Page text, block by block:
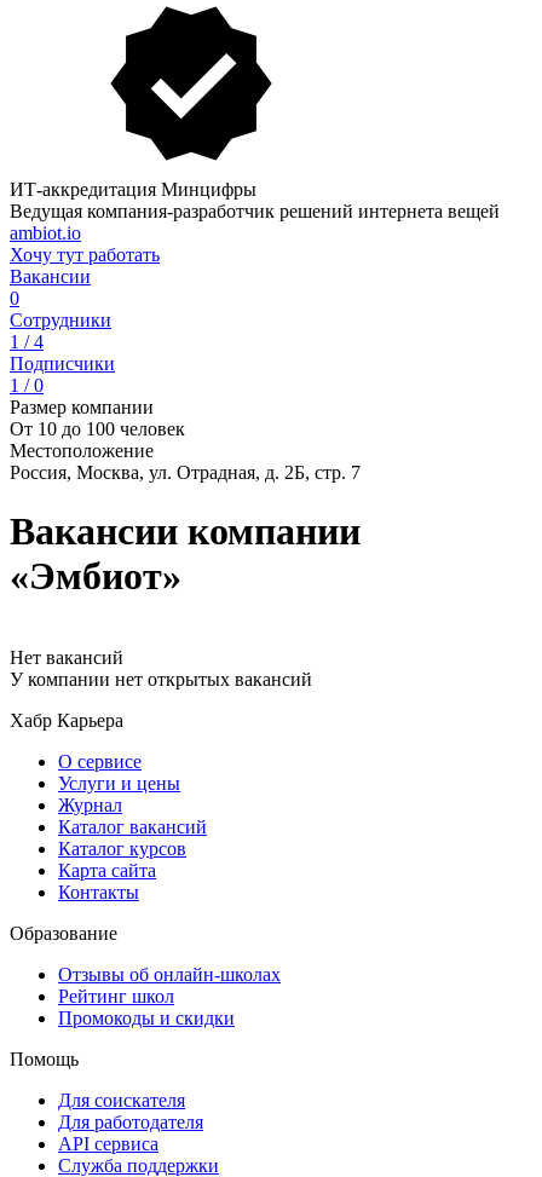
ИТ-аккредитация Минцифры
Ведущая компания-разработчик решений интернета вещей
ambiot.io
Хочу тут работать
Вакансии
0
Сотрудники
1 / 4
Подписчики
1 / 0
Размер компании
От 10 до 100 человек
Местоположение
Россия, Москва, ул. Отрадная, д. 2Б, стр. 7
Вакансии компании
«Эмбиот»
Нет вакансий
У компании нет открытых вакансий
Хабр Карьера
О сервисе
Услуги и цены
Журнал
Каталог вакансий
Каталог курсов
Карта сайта
Контакты
Образование
Отзывы об онлайн-школах
Рейтинг школ
Промокоды и скидки
Помощь
Для соискателя
Для работодателя
API сервиса
Служба поддержки